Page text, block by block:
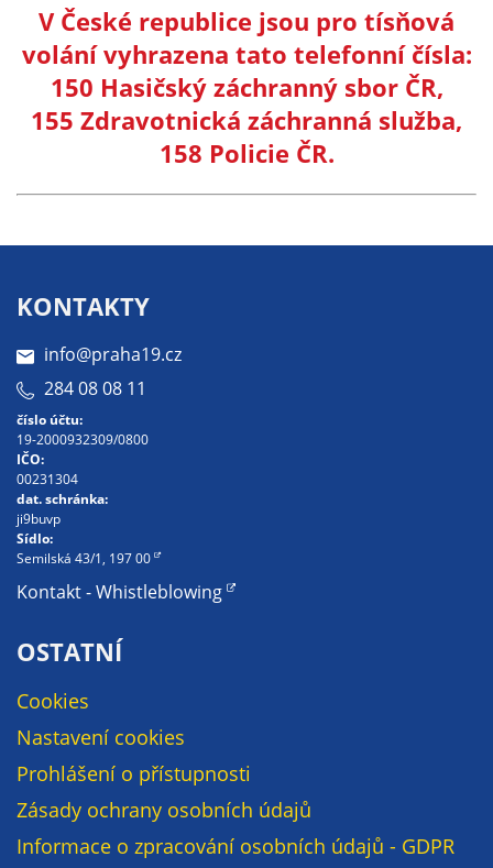
V České republice jsou pro tísňová
volání vyhrazena tato telefonní čísla:
150 Hasičský záchranný sbor ČR,
155 Zdravotnická záchranná služba,
158 Policie ČR.
KONTAKTY
info@praha19.cz
284 08 08 11
číslo účtu:
19-2000932309/0800
IČO:
00231304
dat. schránka:
ji9buvp
Sídlo:
Semilská 43/1, 197 00
Kontakt - Whistleblowing
OSTATNÍ
Cookies
Nastavení cookies
Prohlášení o přístupnosti
Zásady ochrany osobních údajů
Informace o zpracování osobních údajů - GDPR